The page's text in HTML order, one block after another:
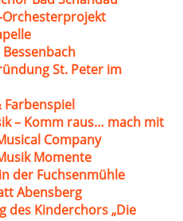
St. Peter im
Farbenspiel
– Komm raus… mach mit
Company
Momente
der Fuchsenmühle
Abensberg
des Kinderchors „Die